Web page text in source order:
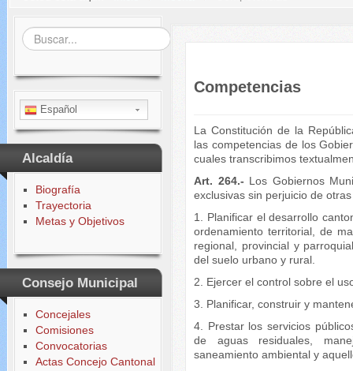
Buscar...
Español
Alcaldía
Biografía
Trayectoria
Metas y Objetivos
Consejo Municipal
Concejales
Comisiones
Convocatorias
Actas Concejo Cantonal
Competencias
La Constitución de la
las competencias de los
cuales transcribimos
Art. 264.- Los Gobiernos
exclusivas sin perjuicio de
1. Planificar el desarrollo
ordenamiento territorial, de
regional, provincial y
del suelo urbano y rural.
2. Ejercer el control sobre el
3. Planificar, construir y
4. Prestar los servicios
de aguas residuales,
saneamiento ambiental y